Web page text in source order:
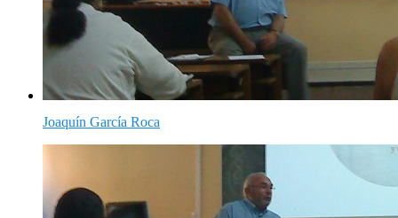
Joaquín García Roca